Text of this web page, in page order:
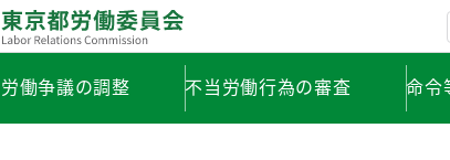
労働争議の調整 不当労働行為の審査 命令